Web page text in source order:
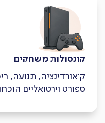
קונסולות משחקים
קואורדינציה, תנועה,
ספורט וירטואליים